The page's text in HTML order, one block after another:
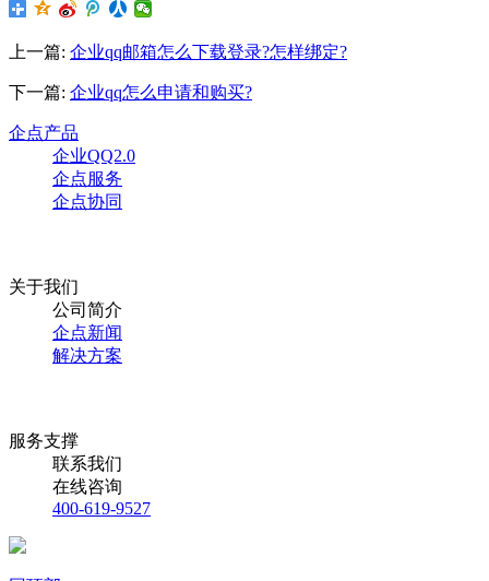
上一篇: 企业qq邮箱怎么下载登录?怎样绑定?
下一篇: 企业qq怎么申请和购买?
企点产品
企业QQ2.0
企点服务
企点协同
关于我们
公司简介
企点新闻
解决方案
服务支撑
联系我们
在线咨询
400-619-9527